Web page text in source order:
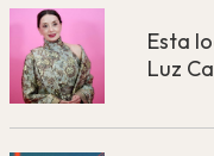
Esta
Luz